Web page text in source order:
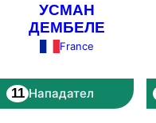
УСМАН
ДЕМБЕЛЕ
France
11 Нападател